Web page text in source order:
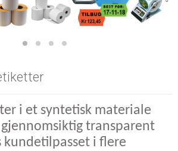
i et syntetisk materiale
gjennomsiktig transparent
kundetilpasset i flere